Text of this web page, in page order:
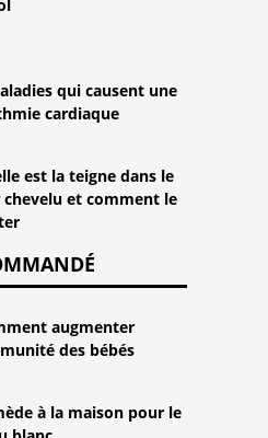
qui causent une
cardiaque
est la teigne dans le
chevelu et comment le
augmenter
des bébés
à la maison pour le